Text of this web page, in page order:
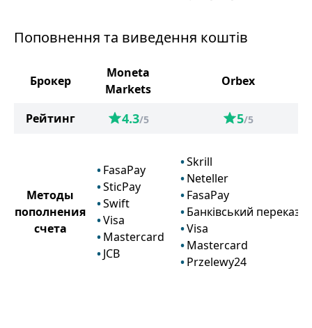
Поповнення та виведення коштів
Брокер
Moneta
Markets
Orbex
Рейтинг 4.3/5 5/5
Методы
пополнения
счета
FasaPay
SticPay
Swift
Visa
Mastercard
JCB
Skrill
Neteller
FasaPay
Банківський переказ
Visa
Mastercard
Przelewy24